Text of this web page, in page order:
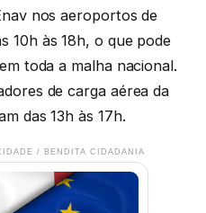
nos aeroportos de
10h às 18h, o que pode
toda a malha nacional.
de carga aérea da
das 13h às 17h.
/ BENDITA CIDADANIA